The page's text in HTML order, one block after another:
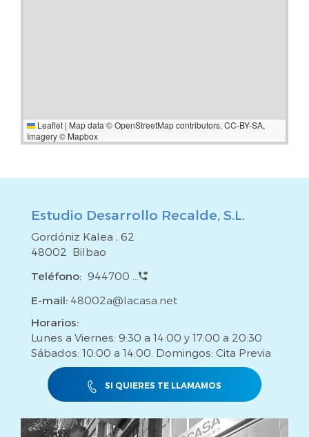
Leaflet | Map data ©OpenStreetMapcontributors, CC-BY-SA,
Imagery © Mapbox
Estudio Desarrollo Recalde, S.L.
Gordóniz Kalea , 62
48002 Bilbao
Teléfono: 944700 ...
E-mail: 48002a@lacasa.net
Horarios:
Lunes a Viernes: 9:30 a 14:00 y 17:00 a 20:30
Sábados: 10:00 a 14:00. Domingos: Cita Previa
SI QUIERES TE LLAMAMOS